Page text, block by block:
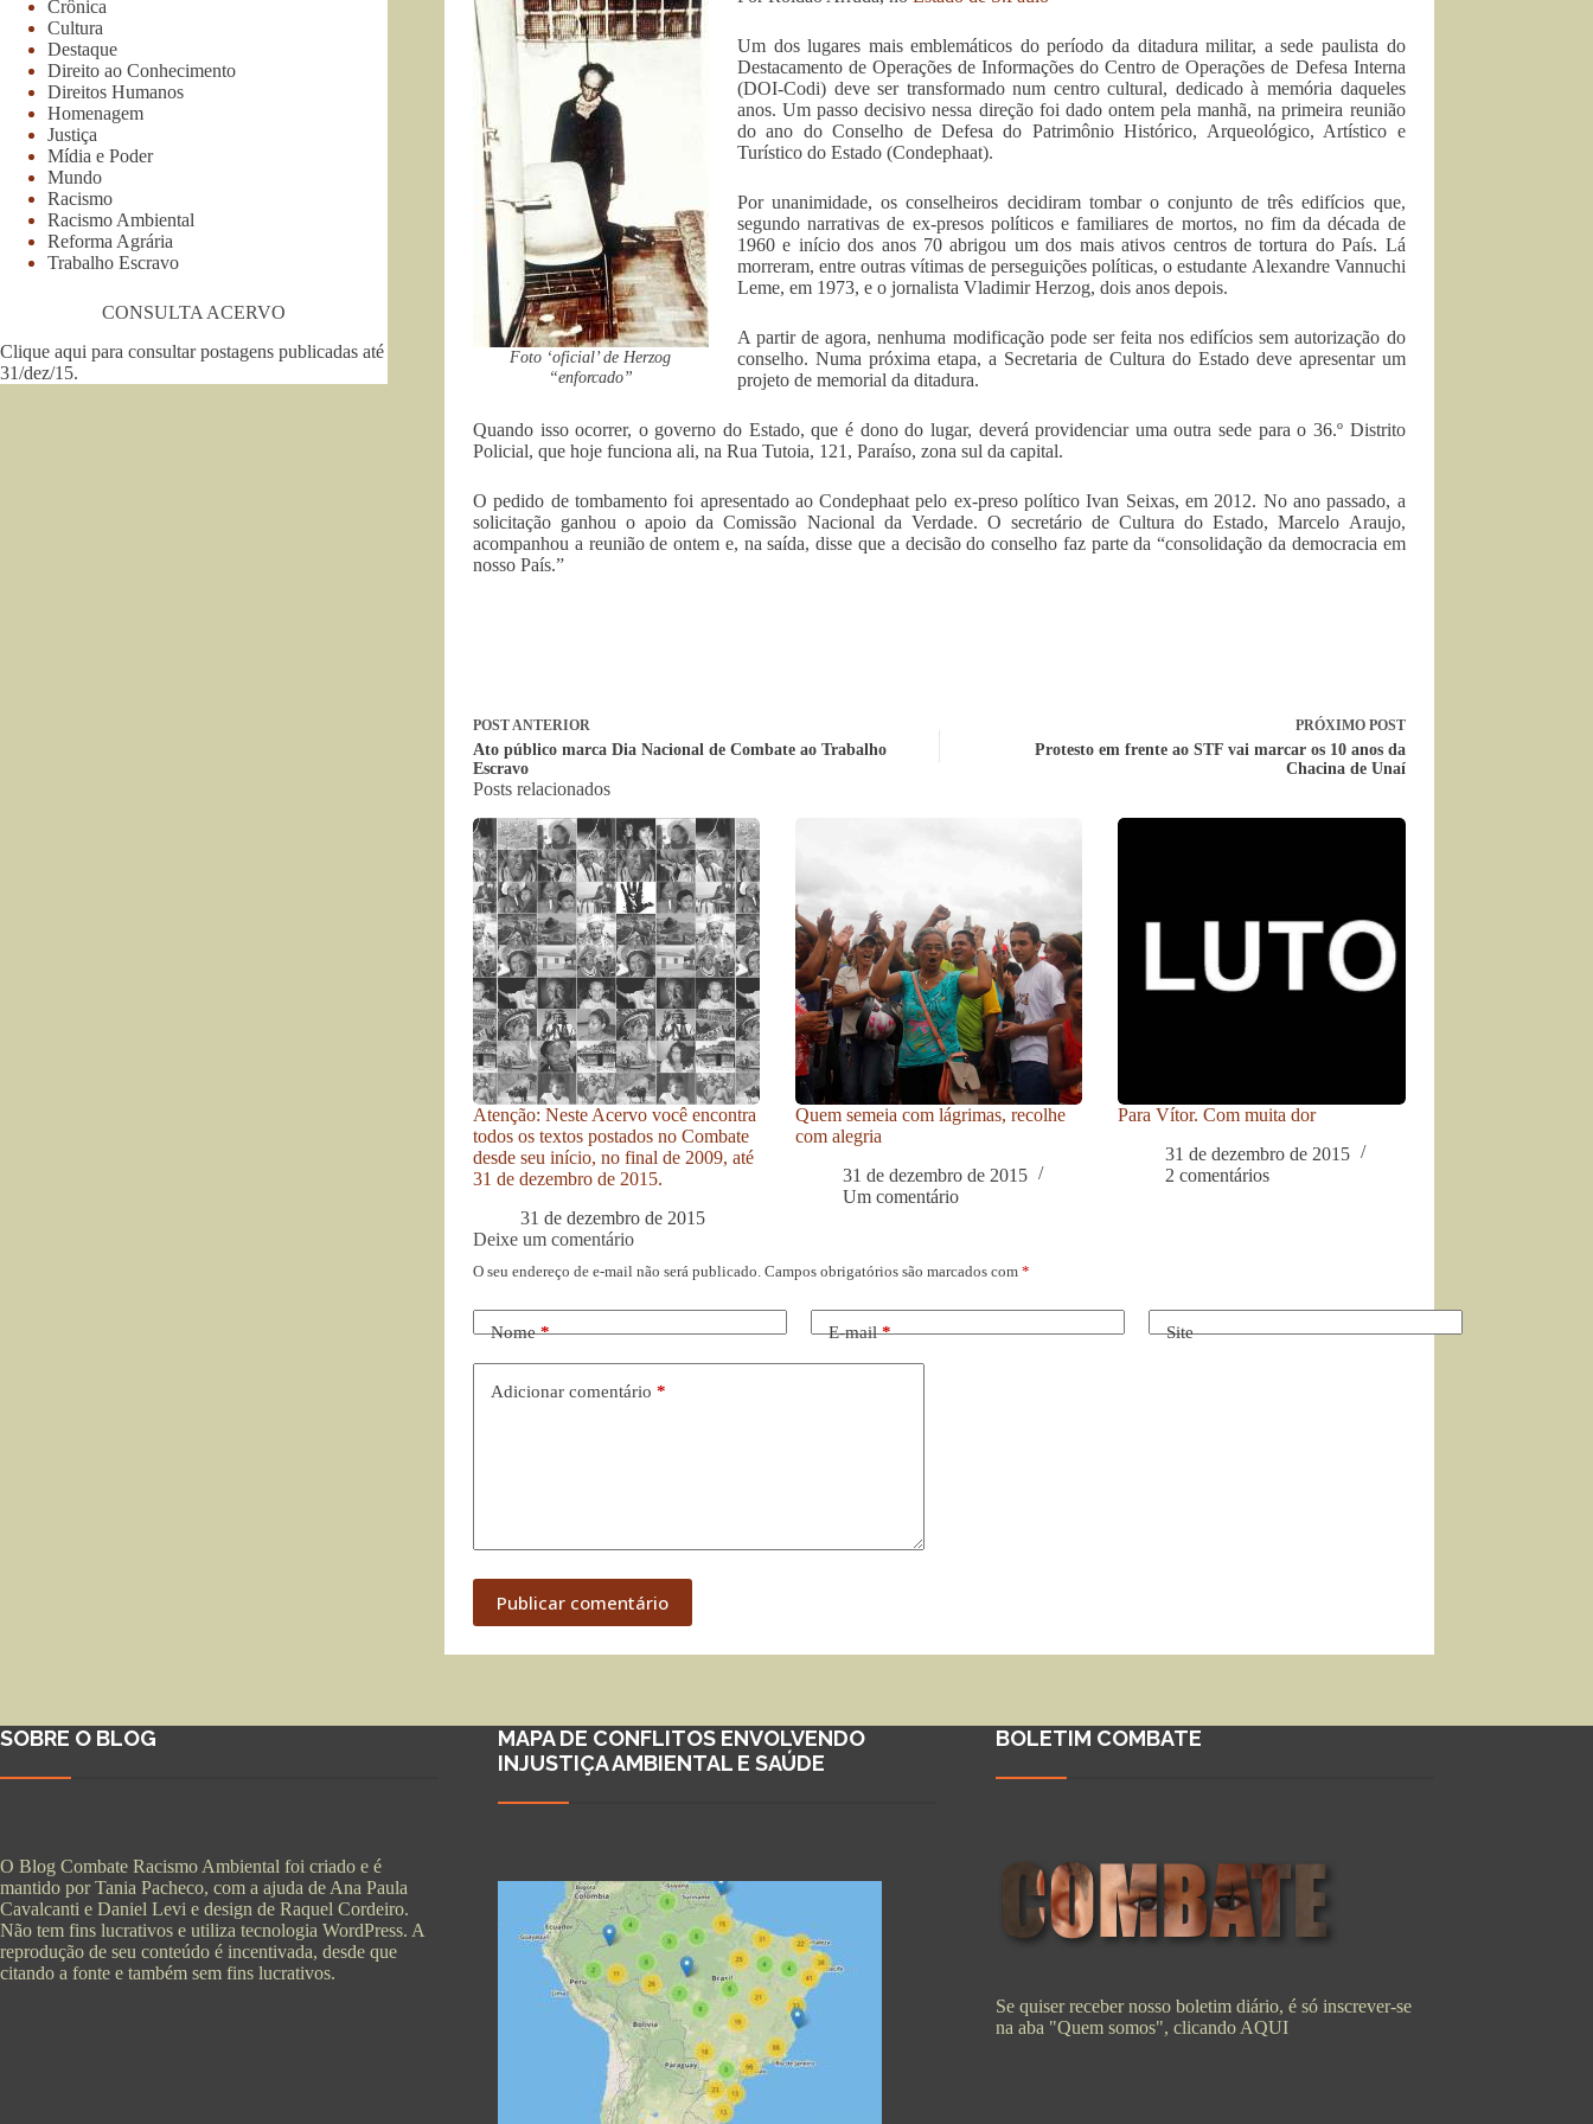
Foto ‘oficial’ de Herzog
“enforcado”
Um dos lugares mais emblemáticos do período da ditadura militar, a sede paulista do
Destacamento de Operações de Informações do Centro de Operações de Defesa Interna
(DOI-Codi) deve ser transformado num centro cultural, dedicado à memória daqueles
anos. Um passo decisivo nessa direção foi dado ontem pela manhã, na primeira reunião
do ano do Conselho de Defesa do Patrimônio Histórico, Arqueológico, Artístico e
Turístico do Estado (Condephaat).
Por unanimidade, os conselheiros decidiram tombar o conjunto de três edifícios que,
segundo narrativas de ex-presos políticos e familiares de mortos, no fim da década de
1960 e início dos anos 70 abrigou um dos mais ativos centros de tortura do País. Lá
morreram, entre outras vítimas de perseguições políticas, o estudante Alexandre Vannuchi
Leme, em 1973, e o jornalista Vladimir Herzog, dois anos depois.
A partir de agora, nenhuma modificação pode ser feita nos edifícios sem autorização do
conselho. Numa próxima etapa, a Secretaria de Cultura do Estado deve apresentar um
projeto de memorial da ditadura.
Quando isso ocorrer, o governo do Estado, que é dono do lugar, deverá providenciar uma outra sede para o 36.º Distrito
Policial, que hoje funciona ali, na Rua Tutoia, 121, Paraíso, zona sul da capital.
O pedido de tombamento foi apresentado ao Condephaat pelo ex-preso político Ivan Seixas, em 2012. No ano passado, a
solicitação ganhou o apoio da Comissão Nacional da Verdade. O secretário de Cultura do Estado, Marcelo Araujo,
acompanhou a reunião de ontem e, na saída, disse que a decisão do conselho faz parte da “consolidação da democracia em
nosso País.”
POSTANTERIOR
Ato público marca Dia Nacional de Combate ao Trabalho
Escravo
PRÓXIMO POST
Protesto em frente ao STF vai marcar os 10 anos da
Chacina de Unaí
Posts relacionados
Atenção: Neste Acervo você encontra
todos os textos postados no Combate
desde seu início, no final de 2009, até
31 de dezembro de 2015.
31 de dezembro de 2015
Quem semeia com lágrimas, recolhe
com alegria
31 de dezembro de 2015
Um comentário
Para Vítor. Com muita dor
31 de dezembro de 2015
2 comentários
Deixe um comentário
O seu endereço de e-mail não será publicado. Campos obrigatórios são marcados com *
Nome* E-mail* Site
Adicionar comentário *
Publicar comentário
Crônica
Cultura
Destaque
Direito ao Conhecimento
Direitos Humanos
Homenagem
Justiça
Mídia e Poder
Mundo
Racismo
Racismo Ambiental
Reforma Agrária
Trabalho Escravo
CONSULTA ACERVO
Clique aqui para consultar postagens publicadas até
31/dez/15.
SOBRE O BLOG
O Blog Combate Racismo Ambiental foi criado e é
mantido por Tania Pacheco, com a ajuda de Ana Paula
Cavalcanti e Daniel Levi e design de Raquel Cordeiro.
Não tem fins lucrativos e utiliza tecnologia WordPress. A
reprodução de seu conteúdo é incentivada, desde que
citando a fonte e também sem fins lucrativos.
MAPA DE CONFLITOS ENVOLVENDO
INJUSTIÇA AMBIENTAL E SAÚDE
BOLETIM COMBATE
Se quiser receber nosso boletim diário, é só inscrever-se
na aba "Quem somos", clicando AQUI